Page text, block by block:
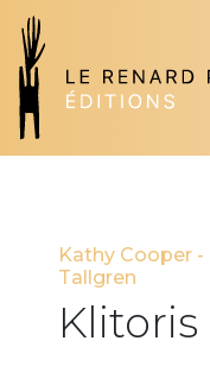
Kathy Cooper -
Tallgren
Klitoris